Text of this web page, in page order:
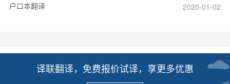
户口本翻译
2020-01-02
译联翻译，免费报价试译，享更多优惠